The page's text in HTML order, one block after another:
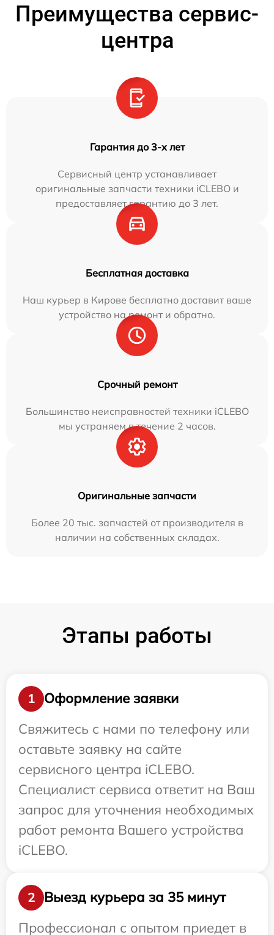
Преимущества сервис-
центра
Гарантия до 3-х лет
Сервисный центр устанавливает
оригинальные запчасти техники iCLEBO и
предоставляет гарантию до 3 лет.
Бесплатная доставка
Наш курьер в Кирове бесплатно доставит ваше
устройство на ремонт и обратно.
Срочный ремонт
Большинство неисправностей техники iCLEBO
мы устраняем в течение 2 часов.
Оригинальные запчасти
Более 20 тыс. запчастей от производителя в
наличии на собственных складах.
Этапы работы
1
Оформление заявки
Свяжитесь с нами по телефону или
оставьте заявку на сайте
сервисного центра iCLEBO.
Специалист сервиса ответит на Ваш
запрос для уточнения необходимых
работ ремонта Вашего устройства
iCLEBO.
2
Выезд курьера за 35 минут
Профессионал с опытом приедет в